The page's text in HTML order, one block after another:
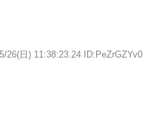
26(日) 11:38:23.24 ID:PeZrGZYv0